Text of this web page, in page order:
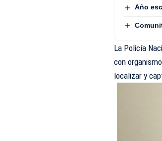
Año
La Policía
con
localizar y